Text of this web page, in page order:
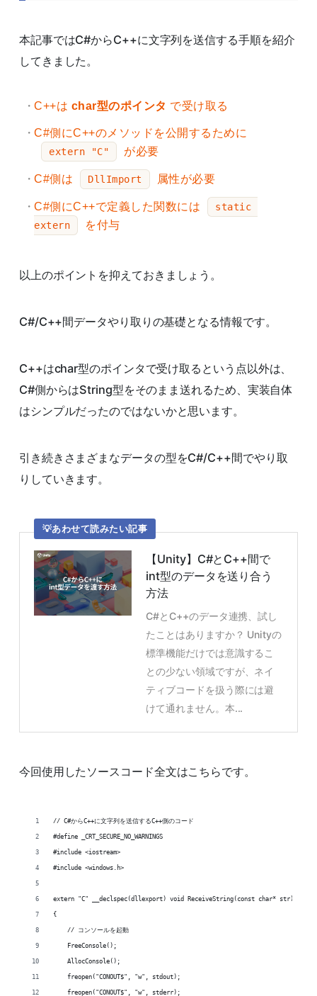
本記事ではC#からC++に文字列を送信する手順を紹介
してきました。
C++は char型のポインタ で受け取る
C#側にC++のメソッドを公開するために
extern "C" が必要
C#側は DllImport 属性が必要
C#側にC++で定義した関数には
static
extern
を付与
以上のポイントを抑えておきましょう。
C#/C++間データやり取りの基礎となる情報です。
C++はchar型のポインタで受け取るという点以外は、
C#側からはString型をそのまま送れるため、実装自体
はシンプルだったのではないかと思います。
引き続きさまざまなデータの型をC#/C++間でやり取
りしていきます。
あわせて読みたい記事
【Unity】C#とC++間で
int型のデータを送り合う
方法
C#とC++のデータ連携、試し
たことはありますか？ Unityの
標準機能だけでは意識するこ
との少ない領域ですが、ネイ
ティブコードを扱う際には避
けて通れません。本...
今回使用したソースコード全文はこちらです。